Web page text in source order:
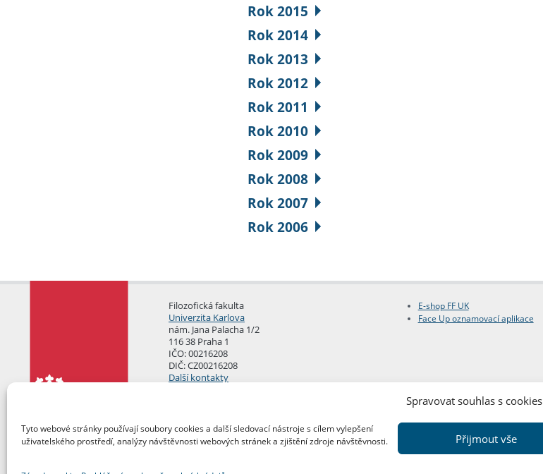
Spravovat souhlas s cookies
Tyto webové stránky používají soubory cookies a další sledovací nástroje s cílem vylepšení
uživatelského prostředí, analýzy návštěvnosti webových stránek a zjištění zdroje návštěvnosti.
Přijmout vše
Rok 2015
Rok 2014
Rok 2013
Rok 2012
Rok 2011
Rok 2010
Rok 2009
Rok 2008
Rok 2007
Rok 2006
Filozofická fakulta
Univerzita Karlova
nám. Jana Palacha 1/2
116 38 Praha 1
IČO: 00216208
DIČ: CZ00216208
Další kontakty
E-shop FF UK
Face Up oznamovací aplikace